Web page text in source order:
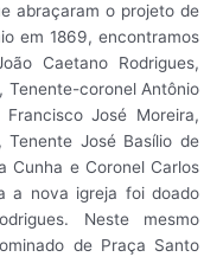
abraçaram o projeto de
em 1869, encontramos
Caetano Rodrigues,
Tenente-coronel Antônio
José Moreira,
Tenente José Basílio de
Cunha e Coronel Carlos
a nova igreja foi doado
Neste mesmo
de Praça Santo